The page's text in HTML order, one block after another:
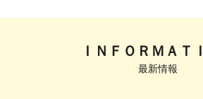
ＩＮＦＯＲＭＡＴ
最新情報